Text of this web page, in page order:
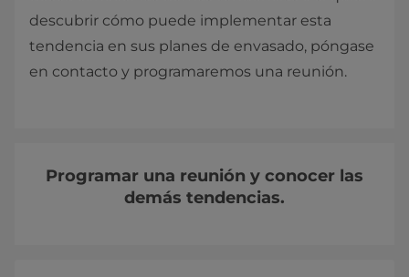
descubrir cómo puede implementar esta
tendencia en sus planes de envasado, póngase
en contacto y programaremos una reunión.
Programar una reunión y conocer las
demás tendencias.